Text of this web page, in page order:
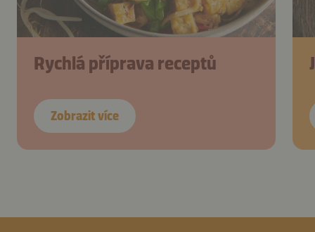
Rychlá příprava receptů
Zobrazit více